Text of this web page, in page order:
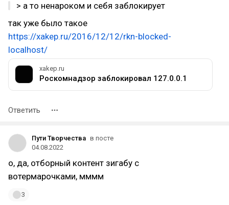
> а то ненароком и себя заблокирует
так уже было такое
https://xakep.ru/2016/12/12/rkn-blocked-
localhost/
xakep.ru
Роскомнадзор заблокировал 127.0.0.1
Ответить
Пути Творчества в посте
04.08.2022
о, да, отборный контент зигабу с
вотермарочками, мммм
3